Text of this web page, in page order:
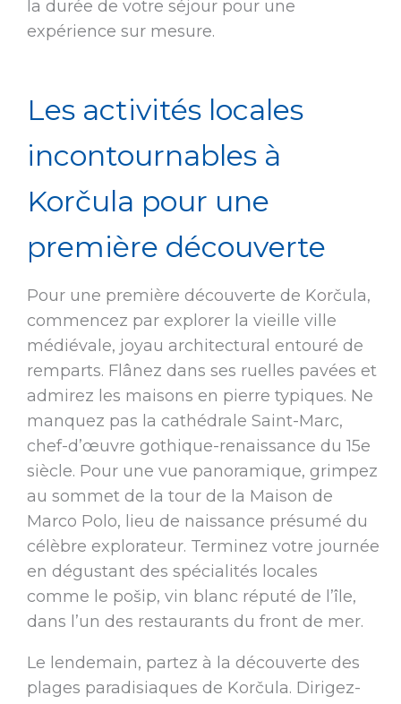
la durée de votre séjour pour une
expérience sur mesure.
Les activités locales
incontournables à
Korčula pour une
première découverte
Pour une première découverte de Korčula,
commencez par explorer la vieille ville
médiévale, joyau architectural entouré de
remparts. Flânez dans ses ruelles pavées et
admirez les maisons en pierre typiques. Ne
manquez pas la cathédrale Saint-Marc,
chef-d’œuvre gothique-renaissance du 15e
siècle. Pour une vue panoramique, grimpez
au sommet de la tour de la Maison de
Marco Polo, lieu de naissance présumé du
célèbre explorateur. Terminez votre journée
en dégustant des spécialités locales
comme le pošip, vin blanc réputé de l’île,
dans l’un des restaurants du front de mer.
Le lendemain, partez à la découverte des
plages paradisiaques de Korčula. Dirigez-